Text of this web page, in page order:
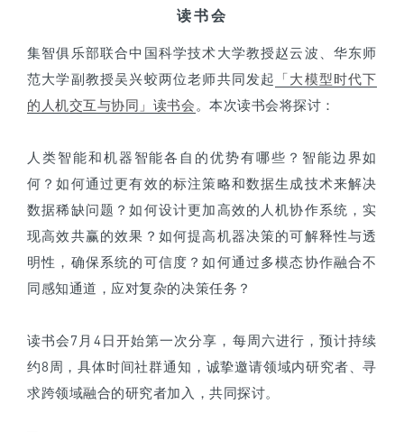
读书会
集智俱乐部联合中国科学技术大学教授赵云波、华东师
范大学副教授吴兴蛟两位老师共同发起
「大模型时代下
的人机交互与协同」读书会 。本次读书会将探讨：
人类智能和机器智能各自的优势有哪些？智能边界如
何？如何通过更有效的标注策略和数据生成技术来解决
数据稀缺问题？如何设计更加高效的人机协作系统，实
现高效共赢的效果？如何提高机器决策的可解释性与透
明性，确保系统的可信度？如何通过多模态协作融合不
同感知通道，应对复杂的决策任务？
读书会7月4日开始第一次分享，每周六进行，预计持续
约8周，具体时间社群通知，诚挚邀请领域内研究者、寻
求跨领域融合的研究者加入，共同探讨。